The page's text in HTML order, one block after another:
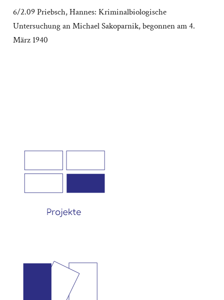
6/2.09 Priebsch, Hannes: Kriminalbiologische
Untersuchung an Michael Sakoparnik, begonnen am 4.
März 1940